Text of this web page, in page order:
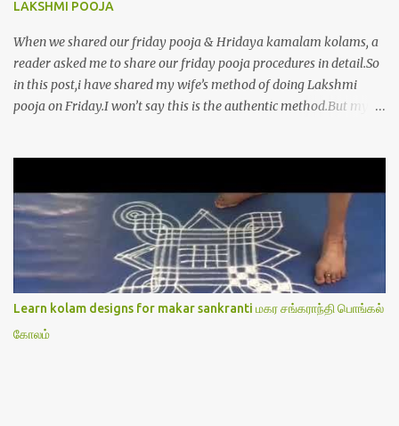
LAKSHMI POOJA
When we shared our friday pooja & Hridaya kamalam kolams, a
reader asked me to share our friday pooja procedures in detail.So
in this post,i have shared my wife’s method of doing Lakshmi
pooja on Friday.I won’t say this is the authentic method.But my
Lakshmi poojai with Thiruvilakku poojai
kolam,Hridayakamalam kolam and thiruvilakku pooja
stotram/slokas along with 108 potri in tamil. i.e Archanai slokam
in Tamil.I have tried my best to explain the pooja procedures.Hope
u will find it helpful.I have attached all the sloka pictures from our
book “ Jayamangala sthothram”. I have also typed the Shodasha
upachara pooja sthothram in Tamil & English. If u want to use
this pictures in your website,please ask our permission.Thanks for
Learn kolam designs for makar sankranti மகர சங்கராந்தி பொங்கல்
கோலம்